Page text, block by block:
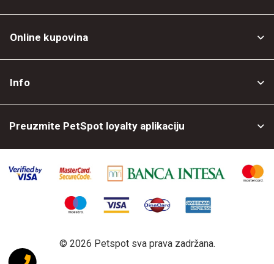
Online kupovina
Info
Preuzmite PetSpot loyalty aplikaciju
© 2026 Petspot sva prava zadržana.